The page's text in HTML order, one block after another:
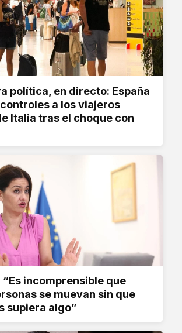
política, en directo: España
a los viajeros
Italia tras el choque con
“Es incomprensible que
se muevan sin que
supiera algo”